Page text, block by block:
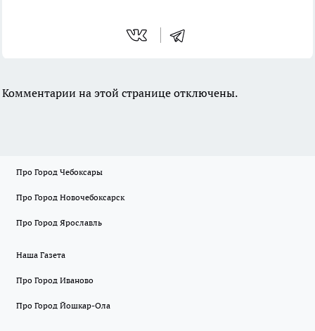
Комментарии на этой странице отключены.
Про Город Чебоксары
Про Город Новочебоксарск
Про Город Ярославль
Наша Газета
Про Город Иваново
Про Город Йошкар-Ола